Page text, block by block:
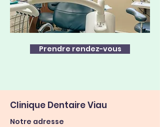
Prendre rendez-vous
Clinique Dentaire Viau
Notre adresse